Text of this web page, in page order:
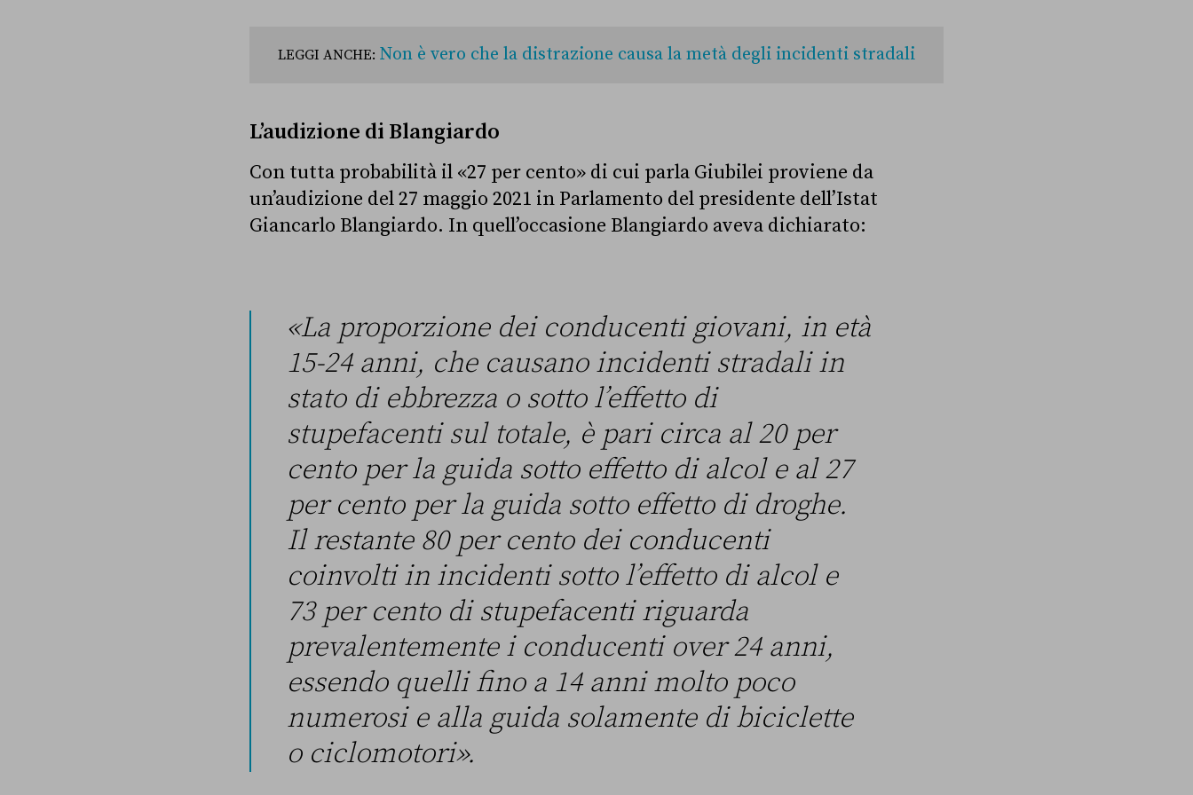
LEGGI ANCHE: Non è vero che la distrazione causa la metà degli incidenti stradali
L’audizione di Blangiardo
Con tutta probabilità il «27 per cento» di cui parla Giubilei proviene da
un’audizione del 27 maggio 2021 in Parlamento del presidente dell’Istat
Giancarlo Blangiardo. In quell’occasione Blangiardo aveva dichiarato:
«La proporzione dei conducenti giovani, in età
15-24 anni, che causano incidenti stradali in
stato di ebbrezza o sotto l’effetto di
stupefacenti sul totale, è pari circa al 20 per
cento per la guida sotto effetto di alcol e al 27
per cento per la guida sotto effetto di droghe.
Il restante 80 per cento dei conducenti
coinvolti in incidenti sotto l’effetto di alcol e
73 per cento di stupefacenti riguarda
prevalentemente i conducenti over 24 anni,
essendo quelli fino a 14 anni molto poco
numerosi e alla guida solamente di biciclette
o ciclomotori».